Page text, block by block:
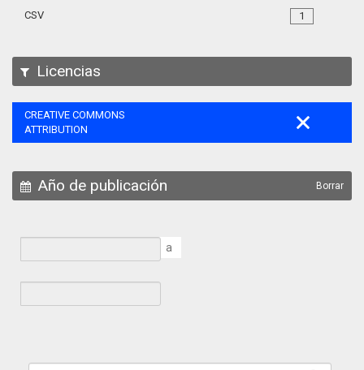
1
CSV
Licencias
CREATIVE COMMONS
ATTRIBUTION
Año de publicación Borrar
a